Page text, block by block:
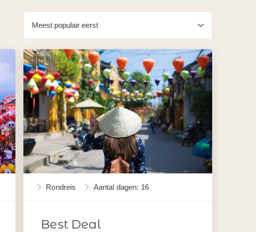
Rondreis Aantal dagen: 16
Best Deal